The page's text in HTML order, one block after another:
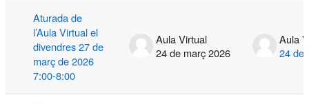
Aturada de
l’Aula Virtual el
divendres 27 de
març de 2026
7:00-8:00
Aula Virtual
24 de març 2026
Aula
24 de